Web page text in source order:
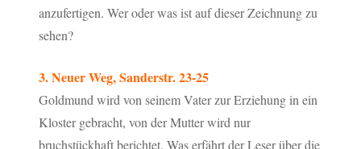
anzufertigen. Wer oder was ist auf dieser Zeichnung zu
sehen?
3. Neuer Weg, Sanderstr. 23-25
Goldmund wird von seinem Vater zur Erziehung in ein
Kloster gebracht, von der Mutter wird nur
bruchstückhaft berichtet. Was erfährt der Leser über die